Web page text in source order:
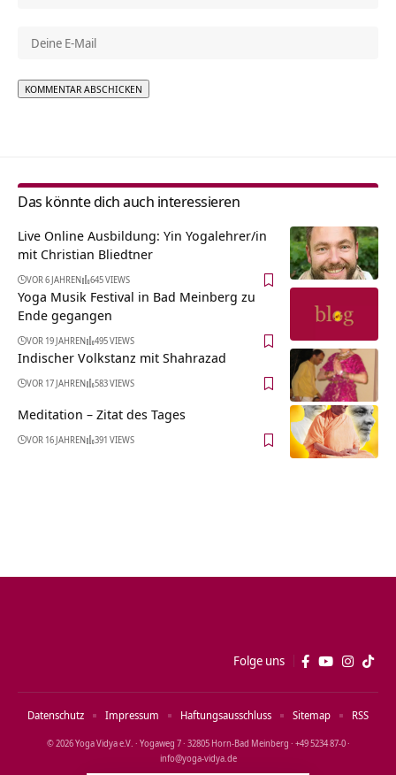
Das könnte dich auch interessieren
Live Online Ausbildung: Yin Yogalehrer/in
mit Christian Bliedtner
VOR 6 JAHREN 645 VIEWS
Yoga Musik Festival in Bad Meinberg zu
Ende gegangen
VOR 19 JAHREN 495 VIEWS
Indischer Volkstanz mit Shahrazad
VOR 17 JAHREN 583 VIEWS
Meditation – Zitat des Tages
VOR 16 JAHREN 391 VIEWS
Folge uns
© 2026 Yoga Vidya e.V. · Yogaweg 7 · 32805 Horn‑Bad Meinberg · +49 5234 87‑0 ·
info@yoga‑vidya.de
Datenschutz Impressum Haftungsausschluss Sitemap RSS